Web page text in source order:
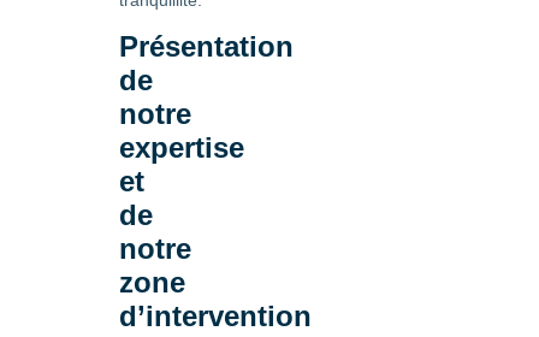
Présentation
de
notre
expertise
et
de
notre
zone
d’intervention